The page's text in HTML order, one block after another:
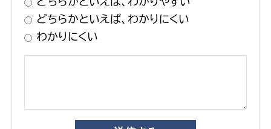
どちらかといえば、わかりにくい
わかりにくい